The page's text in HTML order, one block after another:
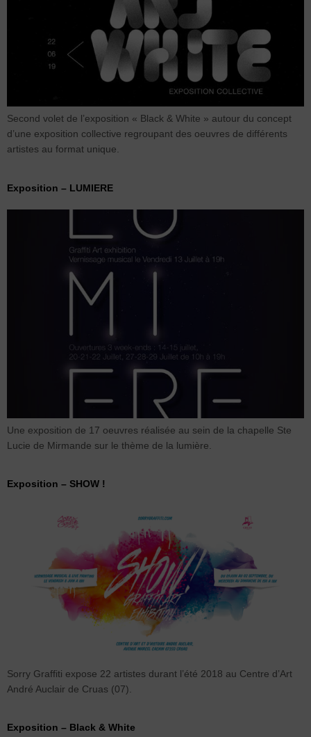
Second volet de l’exposition « Black & White » autour du concept
d’une exposition collective regroupant des oeuvres de différents
artistes au format unique.
Exposition – LUMIERE
Une exposition de 17 oeuvres réalisée au sein de la chapelle Ste
Lucie de Mirmande sur le thème de la lumière.
Exposition – SHOW !
Sorry Graffiti expose 22 artistes durant l’été 2018 au Centre d’Art
André Auclair de Cruas (07).
Exposition – Black & White